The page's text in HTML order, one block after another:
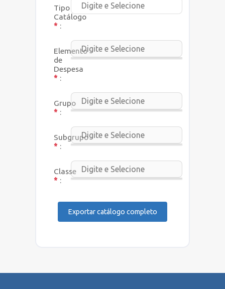
Tipo de
Catálogo
* :
Elemento
de
Despesa
* :
Grupo
* :
Subgrupo
* :
Classe
* :